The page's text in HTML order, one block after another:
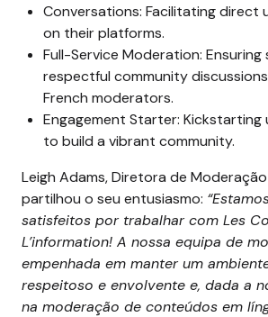
Conversations: Facilitating direct
on their platforms.
Full-Service Moderation: Ensuring
respectful community
French moderators.
Engagement Starter: Kickstarting
to build a vibrant community.
Leigh Adams, Diretora de
partilhou o seu entusiasmo:
satisfeitos por trabalhar com Les
L’information! A nossa equipa de
empenhada em manter um
respeitoso e envolvente e, dada a
na moderação de conteúdos em